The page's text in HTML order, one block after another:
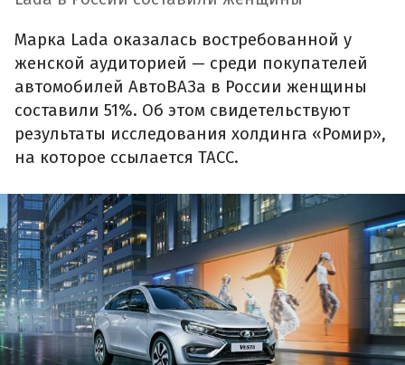
Марка Lada оказалась востребованной у
женской аудиторией — среди покупателей
автомобилей АвтоВАЗа в России женщины
составили 51%. Об этом свидетельствуют
результаты исследования холдинга «Ромир»,
на которое ссылается ТАСС.